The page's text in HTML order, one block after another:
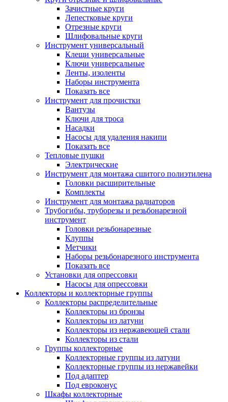
Зачистные круги
Лепестковые круги
Отрезные круги
Шлифовальные круги
Инструмент универсальный
Клещи универсальные
Ключи универсальные
Ленты, изоленты
Наборы инструмента
Показать все
Инструмент для прочистки
Вантузы
Ключи для троса
Насадки
Насосы для удаления накипи
Показать все
Тепловые пушки
Электрические
Инструмент для монтажа сшитого полиэтилена
Головки расширительные
Комплекты
Инструмент для монтажа радиаторов
Трубогибы, труборезы и резьбонарезной
инструмент
Головки резьбонарезные
Клуппы
Метчики
Наборы резьбонарезного инструмента
Показать все
Установки для опрессовки
Насосы для опрессовки
Коллекторы и коллекторные группы
Коллекторы распределительные
Коллекторы из бронзы
Коллекторы из латуни
Коллекторы из нержавеющей стали
Коллекторы из стали
Группы коллекторные
Коллекторные группы из латуни
Коллекторные группы из нержавейки
Под адаптер
Под евроконус
Шкафы коллекторные